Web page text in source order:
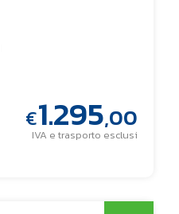
€1.295,00
IVA e trasporto esclusi